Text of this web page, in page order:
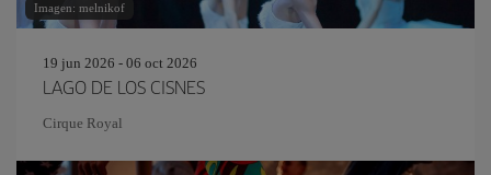
Imagen: melnikof
19 jun 2026 - 06 oct 2026
LAGO DE LOS CISNES
Cirque Royal